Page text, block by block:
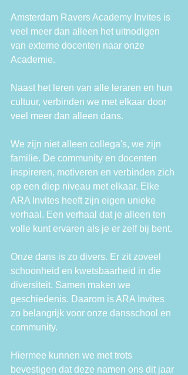
Amsterdam Ravers Academy Invites is
veel meer dan alleen het uitnodigen
van externe docenten naar onze
Academie.
Naast het leren van alle leraren en hun
cultuur, verbinden we met elkaar door
veel meer dan alleen dans.
We zijn niet alleen collega's, we zijn
familie. De community en docenten
inspireren, motiveren en verbinden zich
op een diep niveau met elkaar. Elke
ARA Invites heeft zijn eigen unieke
verhaal. Een verhaal dat je alleen ten
volle kunt ervaren als je er zelf bij bent.
Onze dans is zo divers. Er zit zoveel
schoonheid en kwetsbaarheid in die
diversiteit. Samen maken we
geschiedenis. Daarom is ARA Invites
zo belangrijk voor onze dansschool en
community.
Hiermee kunnen we met trots
bevestigen dat deze namen ons dit jaar